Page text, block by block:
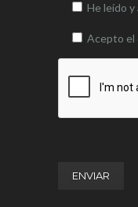
He leído y
Acepto el